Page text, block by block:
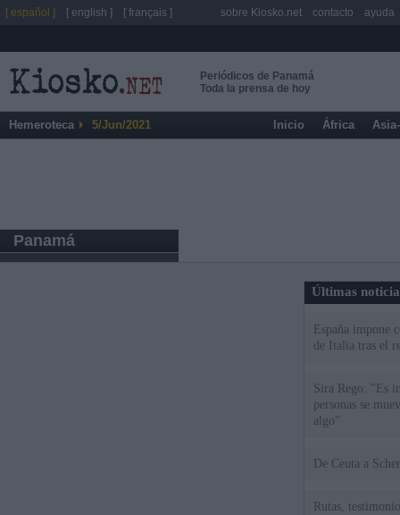
Periódicos de Panamá
Toda la prensa de hoy
Hemeroteca 5/Jun/2021 Inicio África
Panamá
Últimas
España impone
de Italia tras el
Sira Rego: "Es
personas se
algo"
De
Rutas,
[ español ] [ english ] [ français ] sobre Kiosko.net contacto ayuda